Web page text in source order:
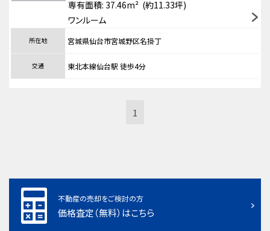
専有面積: 37.46m² (約11.33坪)
ワンルーム
所在地 宮城県仙台市宮城野区名掛丁
交通 東北本線仙台駅 徒歩4分
1
不動産の売却をご検討の方
価格査定（無料）はこちら